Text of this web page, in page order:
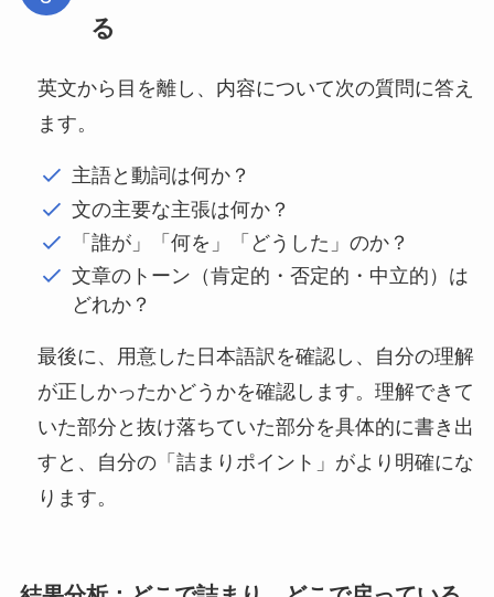
る
英文から目を離し、内容について次の質問に答え
ます。
主語と動詞は何か？
文の主要な主張は何か？
「誰が」「何を」「どうした」のか？
文章のトーン（肯定的・否定的・中立的）は
どれか？
最後に、用意した日本語訳を確認し、自分の理解
が正しかったかどうかを確認します。理解できて
いた部分と抜け落ちていた部分を具体的に書き出
すと、自分の「詰まりポイント」がより明確にな
ります。